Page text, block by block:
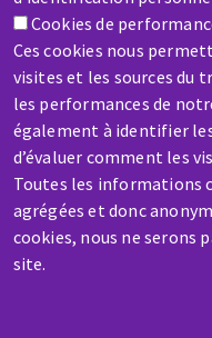
Cookies de
Ces cookies nous
visites et les sources du
les performances de
également à identifier
d’évaluer comment les
Toutes les informations
agrégées et donc
cookies, nous ne serons
site.